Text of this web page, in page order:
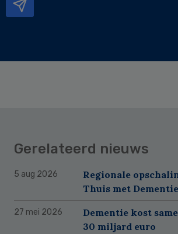
Gerelateerd nieuws
5 aug 2026
Regionale
Thuis met Dementie
27 mei 2026
Dementie kost
30 miljard euro